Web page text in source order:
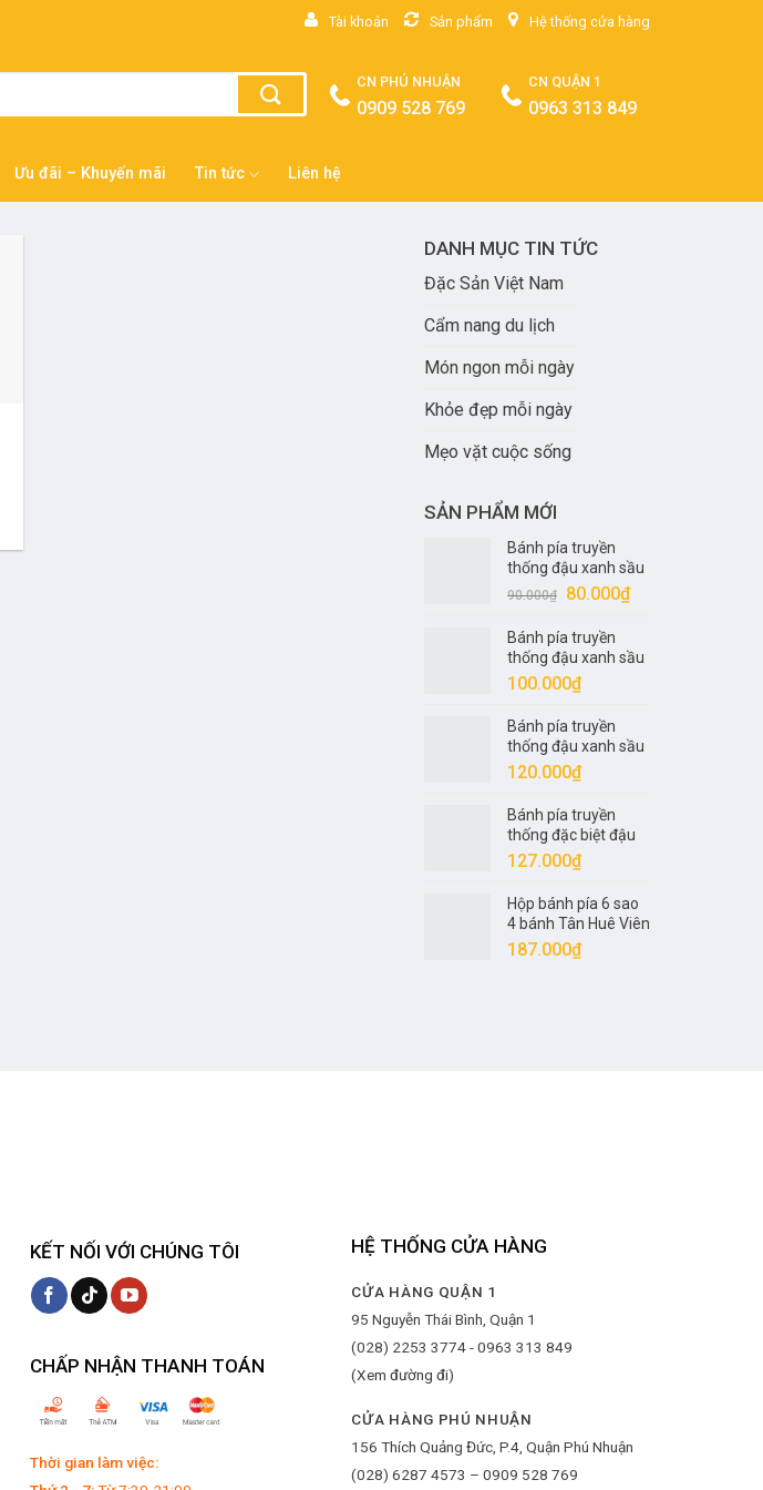
Tài khoản Sản phẩm Hệ thống cửa hàng
CN PHÚ NHUẬN
0909 528 769
CN QUẬN 1
0963 313 849
Ưu đãi – Khuyến mãi Tin tức Liên hệ
DANH MỤC TIN TỨC
Đặc Sản Việt Nam
Cẩm nang du lịch
Món ngon mỗi ngày
Khỏe đẹp mỗi ngày
Mẹo vặt cuộc sống
SẢN PHẨM MỚI
Bánh pía truyền
thống đậu xanh sầu
riêng nửa trứng 1
sao Tân Huê Viên
320gr
90.000₫
Giá
là:
90.000₫.
80.000₫Giá
là:
Bánh pía truyền
thống đậu xanh sầu
riêng 1 trứng 2 sao
Tân Huê Viên 400gr
100.000₫
Bánh pía truyền
thống đậu xanh sầu
riêng 1 trứng 4 sao
Tân Huê Viên 540gr
120.000₫
Bánh pía truyền
thống đặc biệt đậu
xanh sầu riêng 1
trứng 5 sao Tân Huê
Viên 600gr
127.000₫
Hộp bánh pía 6 sao
4 bánh Tân Huê Viên
600gr
187.000₫
KẾT NỐI VỚI CHÚNG TÔI
CHẤP NHẬN THANH TOÁN
Thời gian làm việc:
HỆ THỐNG CỬA HÀNG
CỬA HÀNG QUẬN 1
95 Nguyễn Thái Bình, Quận 1
(028) 2253 3774 - 0963 313 849
(Xem đường đi)
CỬA HÀNG PHÚ NHUẬN
156 Thích Quảng Đức, P.4, Quận Phú Nhuận
(028) 6287 4573 – 0909 528 769